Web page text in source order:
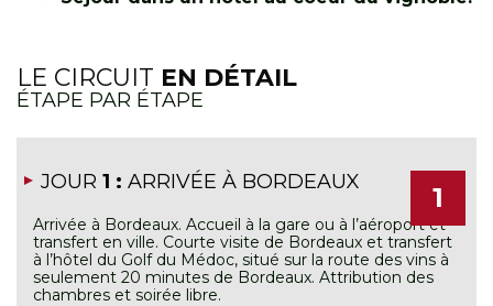
LE CIRCUIT EN DÉTAIL
ÉTAPE PAR ÉTAPE
1
JOUR 1 : ARRIVÉE À BORDEAUX
Arrivée à Bordeaux. Accueil à la gare ou à l’aéroport et
transfert en ville. Courte visite de Bordeaux et transfert
à l’hôtel du Golf du Médoc, situé sur la route des vins à
seulement 20 minutes de Bordeaux. Attribution des
chambres et soirée libre.